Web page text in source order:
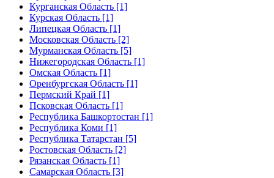
Курганская Область [1]
Курская Область [1]
Липецкая Область [1]
Московская Область [2]
Мурманская Область [5]
Нижегородская Область [1]
Омская Область [1]
Оренбургская Область [1]
Пермский Край [1]
Псковская Область [1]
Республика Башкортостан [1]
Республика Коми [1]
Республика Татарстан [5]
Ростовская Область [2]
Рязанская Область [1]
Самарская Область [3]